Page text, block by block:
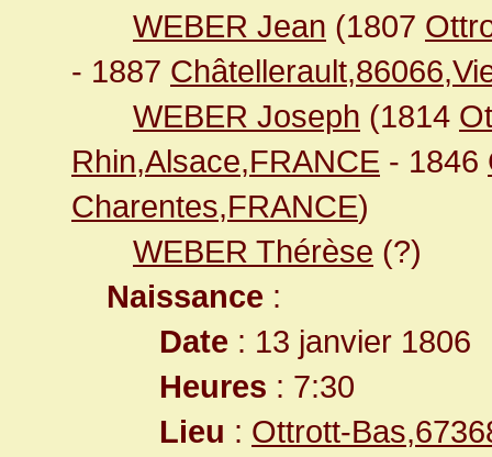
WEBER Jean (1807
- 1887
WEBER Joseph (1814
Rhin,Alsace,FRANCE - 1846
Charentes,FRANCE)
WEBER Thérèse (?)
Naissance :
Date : 13 janvier 1806
Heures : 7:30
Lieu : Ottrott-